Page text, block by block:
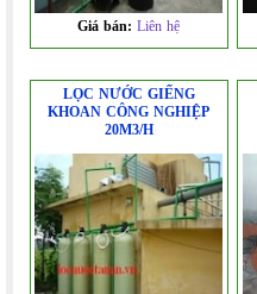
Giá bán:Liên hệ
LỌC NƯỚC GIẾNG
KHOAN CÔNG NGHIỆP
20M3/H